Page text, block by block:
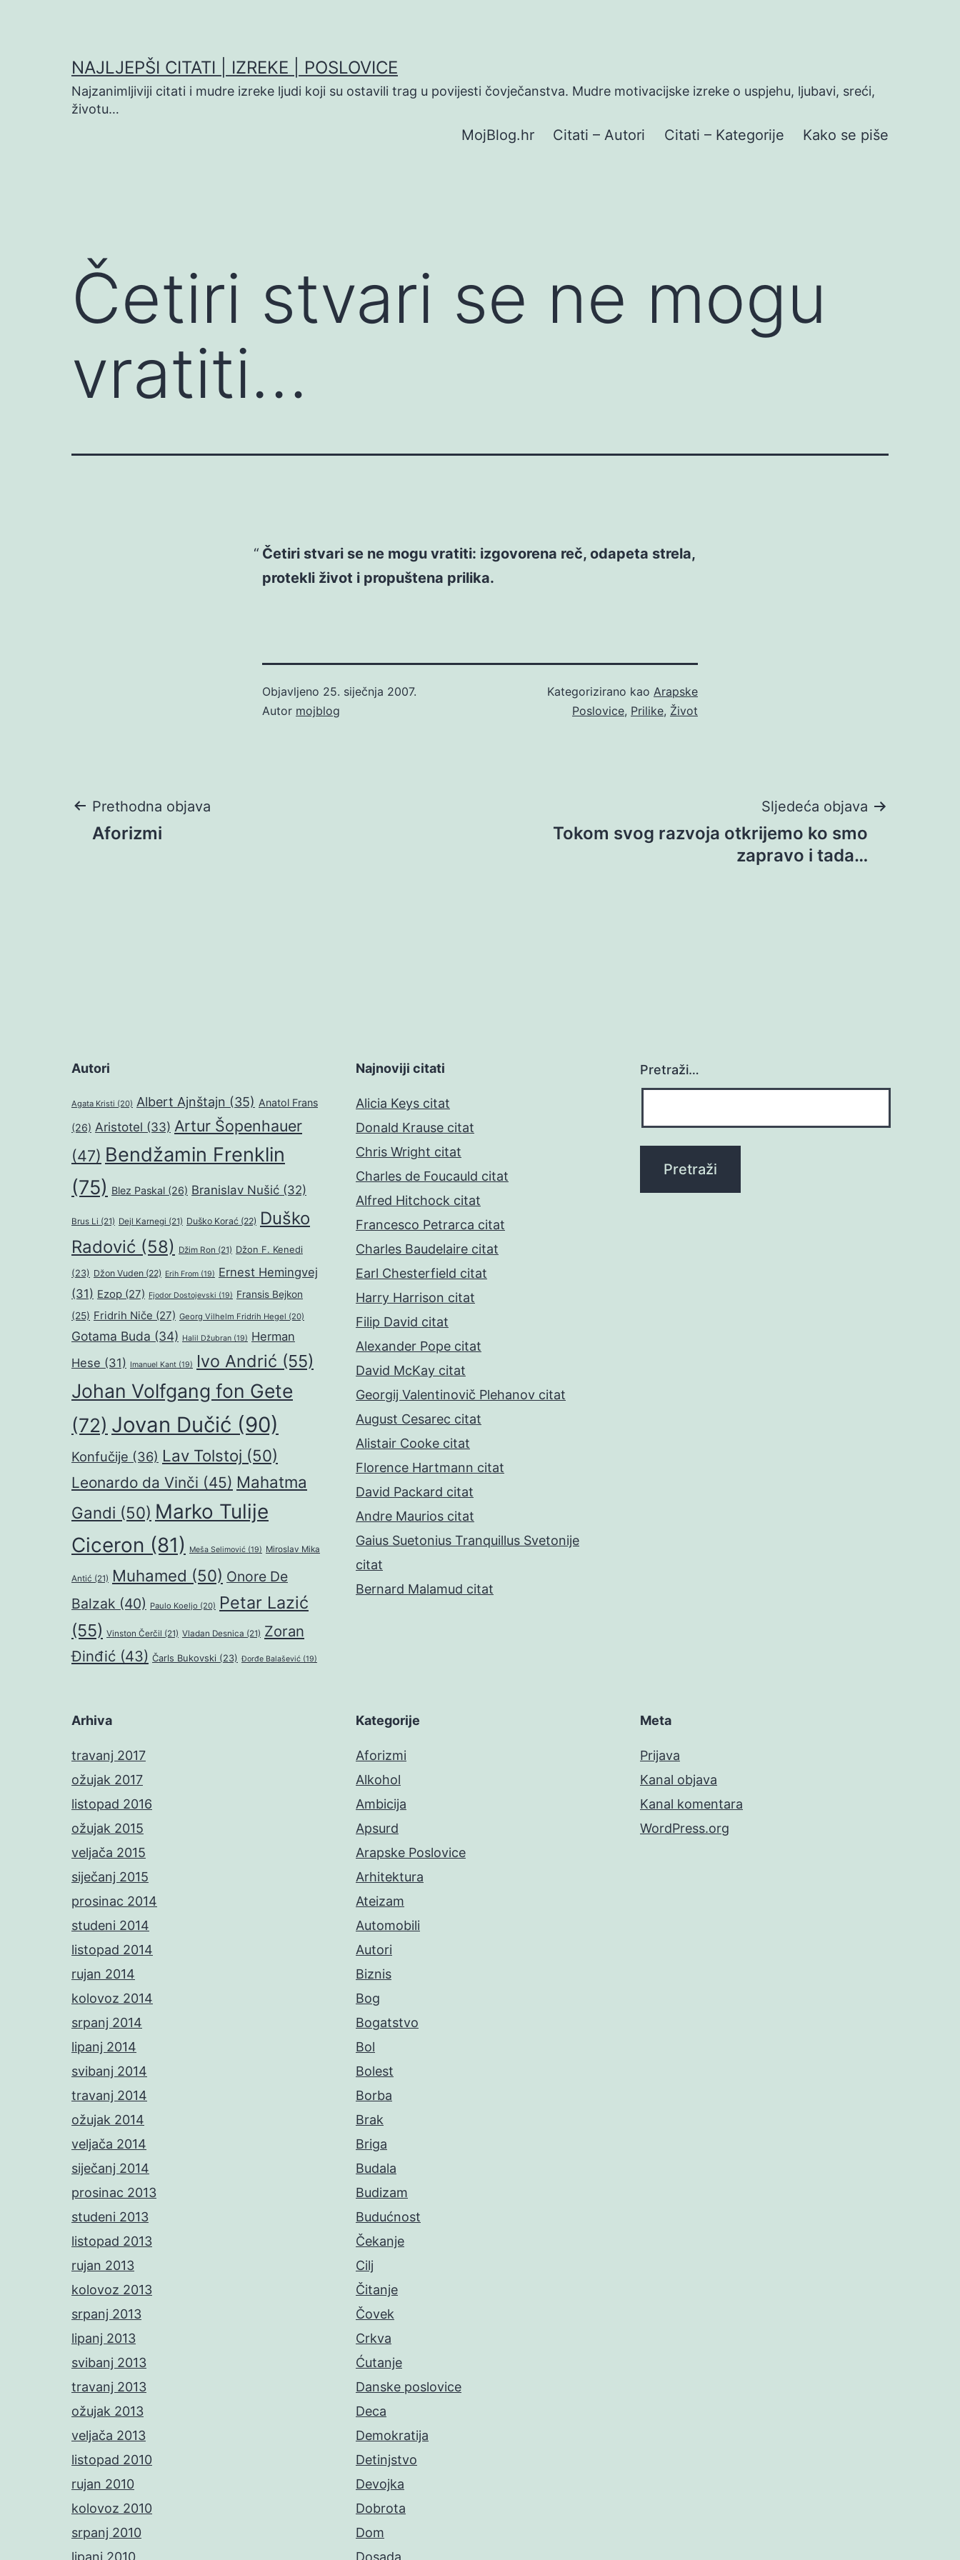
NAJLJEPŠI CITATI | IZREKE | POSLOVICE
Najzanimljiviji citati i mudre izreke ljudi koji su ostavili trag u povijesti čovječanstva. Mudre motivacijske izreke o uspjehu, ljubavi, sreći,
životu…
MojBlog.hr Citati – Autori Citati – Kategorije Kako se piše
Četiri stvari se ne mogu
vratiti…
Četiri stvari se ne mogu vratiti: izgovorena reč, odapeta strela,
protekli život i propuštena prilika.
Objavljeno 25. siječnja 2007.
Autor mojblog
Kategorizirano kao Arapske
Poslovice, Prilike, Život
Navigacija
Prethodna objava
Aforizmi
Sljedeća objava
Tokom svog razvoja otkrijemo ko smo
zapravo i tada…
Autori
Agata Kristi (20) Albert Ajnštajn (35) Anatol Frans
(26) Aristotel (33) Artur Šopenhauer
(47) Bendžamin Frenklin
(75) Blez Paskal (26) Branislav Nušić (32)
Brus Li (21) Dejl Karnegi (21) Duško Korać (22) Duško
Radović (58) Džim Ron (21) Džon F. Kenedi
(23) Džon Vuden (22) Erih From (19) Ernest Hemingvej
(31) Ezop (27) Fjodor Dostojevski (19) Fransis Bejkon
(25) Fridrih Niče (27) Georg Vilhelm Fridrih Hegel (20)
Gotama Buda (34) Halil Džubran (19) Herman
Hese (31) Imanuel Kant (19) Ivo Andrić (55)
Johan Volfgang fon Gete
(72) Jovan Dučić (90)
Konfučije (36) Lav Tolstoj (50)
Leonardo da Vinči (45) Mahatma
Gandi (50) Marko Tulije
Ciceron (81) Meša Selimović (19) Miroslav Mika
Antić (21) Muhamed (50) Onore De
Balzak (40) Paulo Koeljo (20) Petar Lazić
(55) Vinston Čerčil (21) Vladan Desnica (21) Zoran
Đinđić (43) Čarls Bukovski (23) Đorđe Balašević (19)
Najnoviji citati
Alicia Keys citat
Donald Krause citat
Chris Wright citat
Charles de Foucauld citat
Alfred Hitchock citat
Francesco Petrarca citat
Charles Baudelaire citat
Earl Chesterfield citat
Harry Harrison citat
Filip David citat
Alexander Pope citat
David McKay citat
Georgij Valentinovič Plehanov citat
August Cesarec citat
Alistair Cooke citat
Florence Hartmann citat
David Packard citat
Andre Maurios citat
Gaius Suetonius Tranquillus Svetonije
citat
Bernard Malamud citat
Pretraži…
Arhiva
travanj 2017
ožujak 2017
listopad 2016
ožujak 2015
veljača 2015
siječanj 2015
prosinac 2014
studeni 2014
listopad 2014
rujan 2014
kolovoz 2014
srpanj 2014
lipanj 2014
svibanj 2014
travanj 2014
ožujak 2014
veljača 2014
siječanj 2014
prosinac 2013
studeni 2013
listopad 2013
rujan 2013
kolovoz 2013
srpanj 2013
lipanj 2013
svibanj 2013
travanj 2013
ožujak 2013
veljača 2013
listopad 2010
rujan 2010
kolovoz 2010
srpanj 2010
lipanj 2010
Kategorije
Aforizmi
Alkohol
Ambicija
Apsurd
Arapske Poslovice
Arhitektura
Ateizam
Automobili
Autori
Biznis
Bog
Bogatstvo
Bol
Bolest
Borba
Brak
Briga
Budala
Budizam
Budućnost
Čekanje
Cilj
Čitanje
Čovek
Crkva
Ćutanje
Danske poslovice
Deca
Demokratija
Detinjstvo
Devojka
Dobrota
Dom
Dosada
Meta
Prijava
Kanal objava
Kanal komentara
WordPress.org